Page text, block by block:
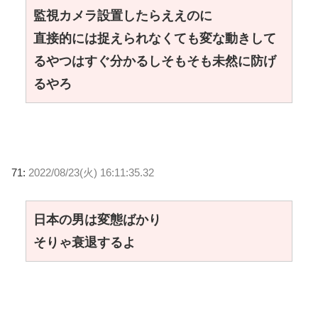
監視カメラ設置したらええのに
直接的には捉えられなくても変な動きして
るやつはすぐ分かるしそもそも未然に防げ
るやろ
71: 2022/08/23(火) 16:11:35.32
日本の男は変態ばかり
そりゃ衰退するよ